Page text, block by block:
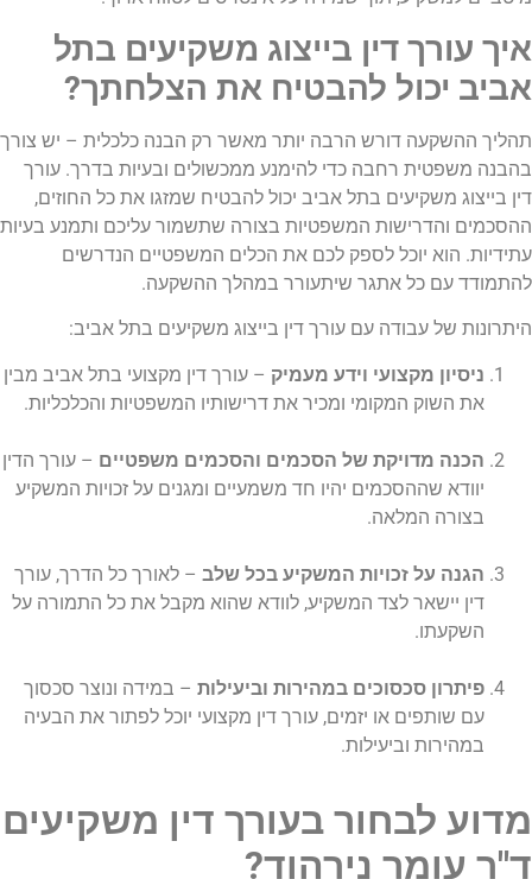
איך עורך דין בייצוג משקיעים בתל
אביב יכול להבטיח את הצלחתך?
תהליך ההשקעה דורש הרבה יותר מאשר רק הבנה כלכלית – יש צורך
בהבנה משפטית רחבה כדי להימנע ממכשולים ובעיות בדרך. עורך
דין בייצוג משקיעים בתל אביב יכול להבטיח שמזגו את כל החוזים,
ההסכמים והדרישות המשפטיות בצורה שתשמור עליכם ותמנע בעיות
עתידיות. הוא יוכל לספק לכם את הכלים המשפטיים הנדרשים
להתמודד עם כל אתגר שיתעורר במהלך ההשקעה.
היתרונות של עבודה עם עורך דין בייצוג משקיעים בתל אביב:
ניסיון מקצועי וידע מעמיק – עורך דין מקצועי בתל אביב מבין
את השוק המקומי ומכיר את דרישותיו המשפטיות והכלכליות.
הכנה מדויקת של הסכמים והסכמים משפטיים – עורך הדין
יוודא שההסכמים יהיו חד משמעיים ומגנים על זכויות המשקיע
בצורה המלאה.
הגנה על זכויות המשקיע בכל שלב – לאורך כל הדרך, עורך
דין יישאר לצד המשקיע, לוודא שהוא מקבל את כל התמורה על
השקעתו.
פיתרון סכסוכים במהירות וביעילות – במידה ונוצר סכסוך
עם שותפים או יזמים, עורך דין מקצועי יוכל לפתור את הבעיה
במהירות וביעילות.
מדוע לבחור בעורך דין משקיעים
ד"ר עומר נירהוד?